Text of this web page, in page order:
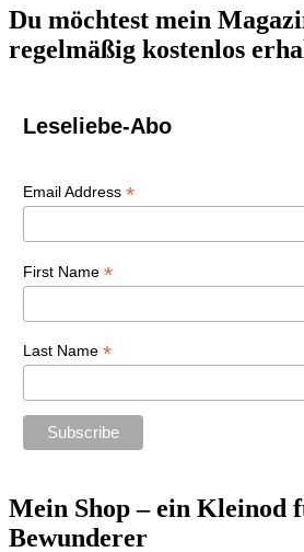
Du möchtest mein
regelmäßig kostenlos
Leseliebe-Abo
Email Address *
First Name *
Last Name *
Mein Shop – ein Kleinod
Bewunderer